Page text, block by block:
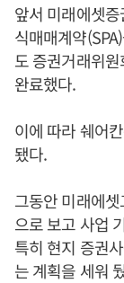
앞서 미래에셋
식매매계약
도 증권거래위
완료했다.
이에 따라 쉐어
됐다.
그동안 미래에
으로 보고 사업
특히 현지 증권
는 계획을 세워